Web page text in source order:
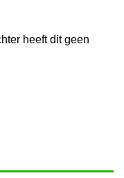
heeft dit geen